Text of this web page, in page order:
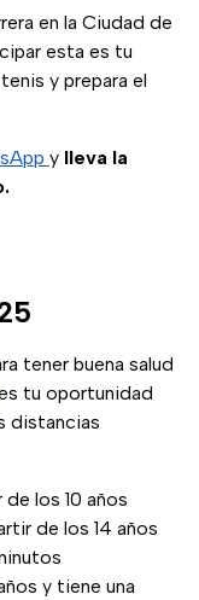
en la Ciudad de
esta es tu
y prepara el
y lleva la
tener buena salud
tu oportunidad
distancias
los 10 años
de los 14 años
y tiene una